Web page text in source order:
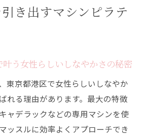
選ぶマシンピラティスの魅力と
しい姿勢への近道
ィスで港区の美姿勢習慣をス
ラティスで正しい姿勢を身に
き出すマシンピラテ
う女性らしいしなやかさの秘密
東京都港区で女性らしいしなやか
れる理由があります。最大の特徴
ャデラックなどの専用マシンを使
ッスルに効率よくアプローチでき